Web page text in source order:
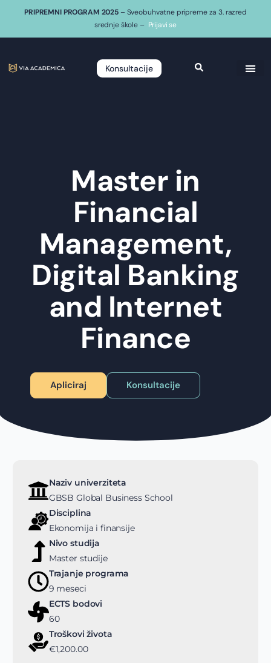
PRIPREMNI PROGRAM 2025 – Sveobuhvatne pripreme za 3. razred
srednje škole – Prijavi se
Konsultacije
Master in
Financial
Management,
Digital Banking
and Internet
Finance
Apliciraj Konsultacije
Naziv univerziteta
GBSB Global Business School
Disciplina
Ekonomija i finansije
Nivo studija
Master studije
Trajanje programa
9 meseci
ECTS bodovi
60
Troškovi života
€1,200.00